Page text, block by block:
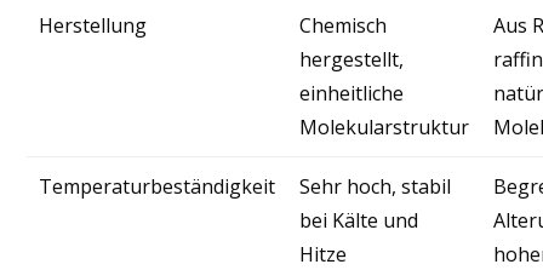
Herstellung
Chemisch
hergestellt,
einheitliche
Molekularstruktur
Aus
Temperaturbeständigkeit
Sehr hoch, stabil
bei Kälte und
Hitze